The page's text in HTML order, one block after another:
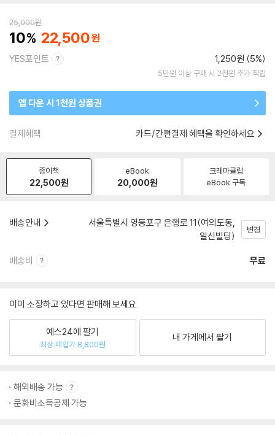
25,000원
10 22,500
YES포인트 1,250원 (5%)
5만원 이상 구매 시 2천원 추가 적립
앱 다운 시 1천원 상품권
결제혜택 카드/간편결제 혜택을 확인하세요
종이책
22,500원
eBook
20,000원
크레마클럽
eBook 구독
배송안내
서울특별시 영등포구 은행로 11(여의도동,
일신빌딩)
변경
배송비 무료
이미 소장하고 있다면 판매해 보세요.
예스24에 팔기
최상 매입가 8,800원
내 가게에서 팔기
해외배송 가능
문화비소득공제 가능